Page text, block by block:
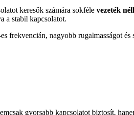
keresők számára sokféle vezeték
a stabil kapcsolatot.
frekvencián, nagyobb rugalmasságot és
gyorsabb kapcsolatot biztosít,